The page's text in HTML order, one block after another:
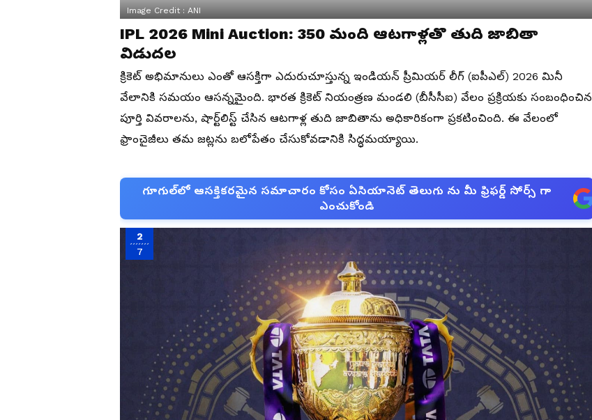
Image Credit : ANI
IPL 2026 Mini Auction: 350 మంది ఆటగాళ్లతొ తుది జాబితా
విడుదల
క్రికెట్ అభిమానులు ఎంతో ఆసక్తిగా ఎదురుచూస్తున్న ఇండియన్ ప్రీమియర్ లీగ్ (ఐపీఎల్) 2026 మినీ
వేలానికి సమయం ఆసన్నమైంది. భారత క్రికెట్ నియంత్రణ మండలి (బీసీసీఐ) వేలం ప్రక్రియకు సంబంధించిన
పూర్తి వివరాలను, షార్ట్‌లిస్ట్ చేసిన ఆటగాళ్ల తుది జాబితాను అధికారికంగా ప్రకటించింది. ఈ వేలంలో
ఫ్రాంచైజీలు తమ జట్లను బలోపేతం చేసుకోవడానికి సిద్ధమయ్యాయి.
గూగుల్‌లో ఆసక్తికరమైన సమాచారం కోసం ఏసియానెట్ తెలుగు ను మీ ఫ్రిఫర్డ్ సోర్స్ గా
ఎంచుకోండి
2
7